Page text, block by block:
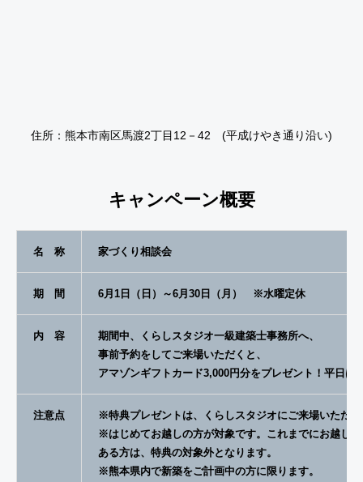
住所：熊本市南区馬渡2丁目12－42 (平成けやき通り沿い)
キャンペーン概要
名 称 家づくり相談会
期 間 6月1日（日）～6月30日（月） ※水曜定休
内 容
期間中、くらしスタジオ一級建築士事務所へ、
事前予約をしてご来場いただくと、
アマゾンギフトカード3,000円分をプレゼント！平日は
注意点
※特典プレゼントは、くらしスタジオにご来場いただ
※はじめてお越しの方が対象です。これまでにお越し
ある方は、特典の対象外となります。
※熊本県内で新築をご計画中の方に限ります。